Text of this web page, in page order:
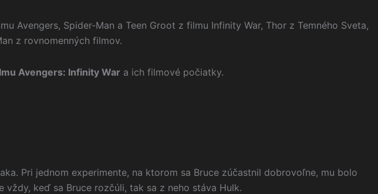
Avengers, Spider-Man a Teen Groot z filmu Infinity War, Thor z Temného Sveta,
z rovnomenných filmov.
Avengers: Infinity War a ich filmové počiatky.
Pri jednom experimente, na ktorom sa Bruce zúčastnil dobrovoľne, mu bolo
keď sa Bruce rozčúli, tak sa z neho stáva Hulk.